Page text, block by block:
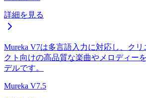
詳細を見る
Mureka V7は多言語入力に対応し、ク
クト向けの高品質な楽曲やメロディー
デルです。
Mureka V7.5